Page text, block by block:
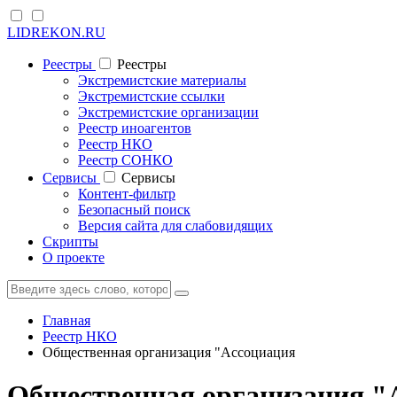
LIDREKON.RU
Реестры
Реестры
Экстремистские материалы
Экстремистские ссылки
Экстремистские организации
Реестр иноагентов
Реестр НКО
Реестр СОНКО
Cервисы
Cервисы
Контент-фильтр
Безопасный поиск
Версия сайта для слабовидящих
Скрипты
О проекте
Главная
Реестр НКО
Общественная организация "Ассоциация